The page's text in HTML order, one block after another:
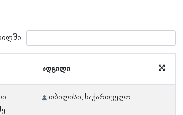
ადგილი
თბილისი, საქართველო